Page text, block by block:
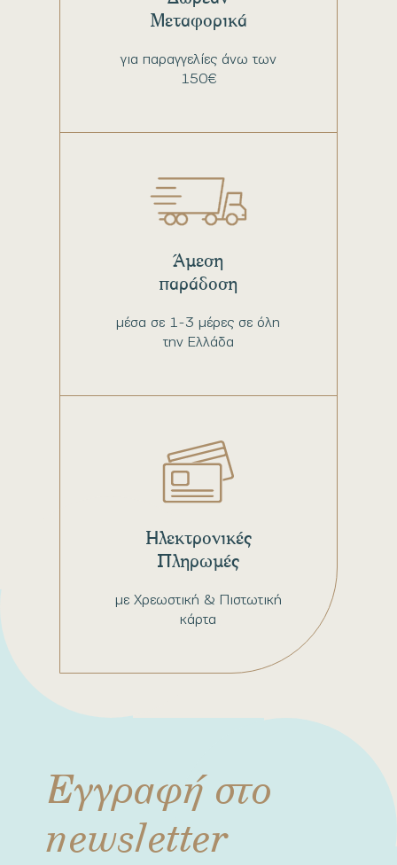
για παραγγελίες άνω των
150€
Μεταφορικά
μέσα σε 1-3 μέρες σε όλη
την Ελλάδα
Άμεση
παράδοση
με Χρεωστική & Πιστωτική
κάρτα
Ηλεκτρονικές
Πληρωμές
Εγγραφή στο
newsletter